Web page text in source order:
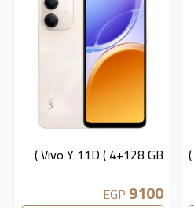
Vivo Y 11D ( 4+128 GB )
9100
EGP